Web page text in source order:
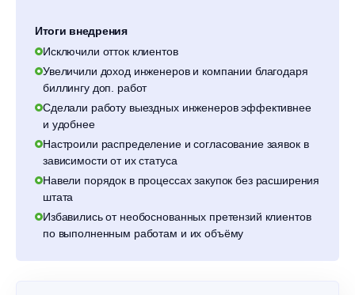
Итоги внедрения
Исключили отток клиентов
Увеличили доход инженеров и компании благодаря
биллингу доп. работ
Сделали работу выездных инженеров эффективнее
и удобнее
Настроили распределение и согласование заявок в
зависимости от их статуса
Навели порядок в процессах закупок без расширения
штата
Избавились от необоснованных претензий клиентов
по выполненным работам и их объёму